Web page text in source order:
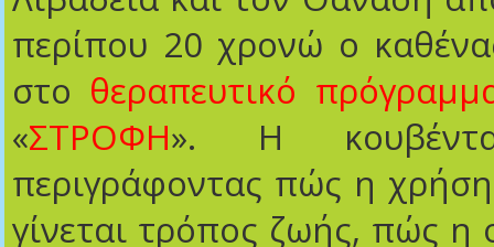
περίπου 20 χρονώ ο
στο θεραπευτικό
«ΣΤΡΟΦΗ». Η κουβέντα
περιγράφοντας πώς η
γίνεται τρόπος ζωής, πώς η